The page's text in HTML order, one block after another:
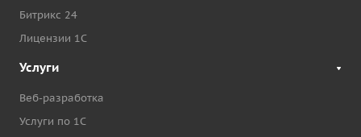
Битрикс 24
Лицензии 1С
Услуги
Веб-разработка
Услуги по 1С